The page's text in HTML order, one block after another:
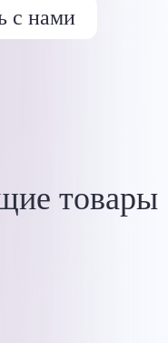
с нами
товары